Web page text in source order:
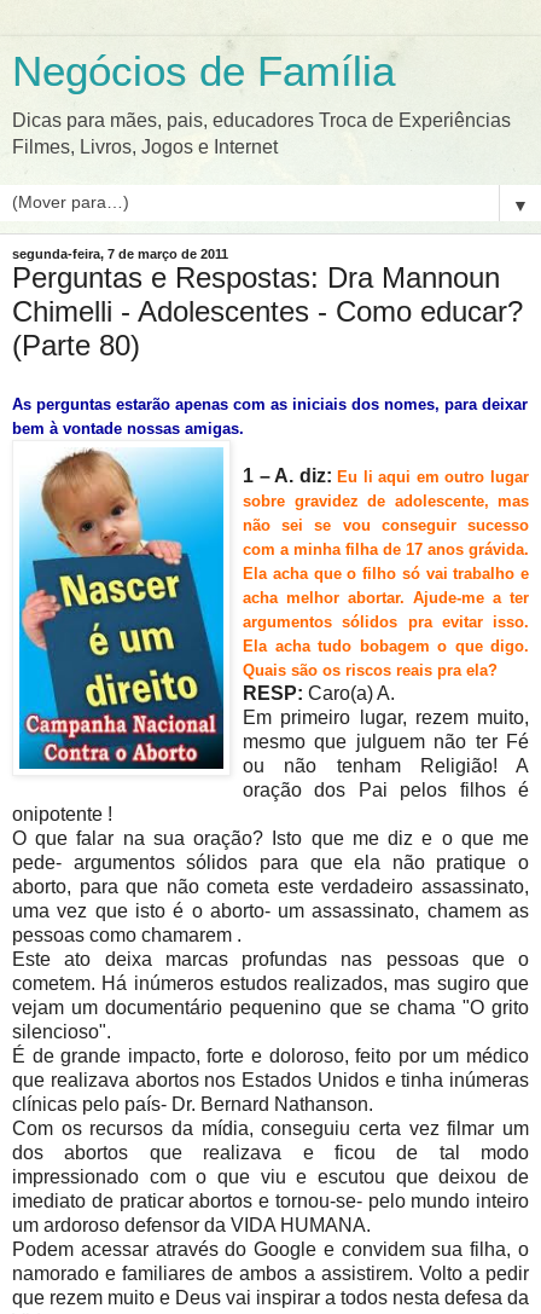
Negócios de Família
Dicas para mães, pais, educadores Troca de Experiências
Filmes, Livros, Jogos e Internet
▼
segunda-feira, 7 de março de 2011
Perguntas e Respostas: Dra Mannoun
Chimelli - Adolescentes - Como educar?
(Parte 80)
As perguntas estarão apenas com as iniciais dos nomes, para deixar
bem à vontade nossas amigas.
1 – A. diz: Eu li aqui em outro lugar
sobre gravidez de adolescente, mas
não sei se vou conseguir sucesso
com a minha filha de 17 anos grávida.
Ela acha que o filho só vai trabalho e
acha melhor abortar. Ajude-me a ter
argumentos sólidos pra evitar isso.
Ela acha tudo bobagem o que digo.
Quais são os riscos reais pra ela?
RESP: Caro(a) A.
Em primeiro lugar, rezem muito,
mesmo que julguem não ter Fé
ou não tenham Religião! A
oração dos Pai pelos filhos é
onipotente !
O que falar na sua oração? Isto que me diz e o que me
pede- argumentos sólidos para que ela não pratique o
aborto, para que não cometa este verdadeiro assassinato,
uma vez que isto é o aborto- um assassinato, chamem as
pessoas como chamarem .
Este ato deixa marcas profundas nas pessoas que o
cometem. Há inúmeros estudos realizados, mas sugiro que
vejam um documentário pequenino que se chama "O grito
silencioso".
É de grande impacto, forte e doloroso, feito por um médico
que realizava abortos nos Estados Unidos e tinha inúmeras
clínicas pelo país- Dr. Bernard Nathanson.
Com os recursos da mídia, conseguiu certa vez filmar um
dos abortos que realizava e ficou de tal modo
impressionado com o que viu e escutou que deixou de
imediato de praticar abortos e tornou-se- pelo mundo inteiro
um ardoroso defensor da VIDA HUMANA.
Podem acessar através do Google e convidem sua filha, o
namorado e familiares de ambos a assistirem. Volto a pedir
que rezem muito e Deus vai inspirar a todos nesta defesa da